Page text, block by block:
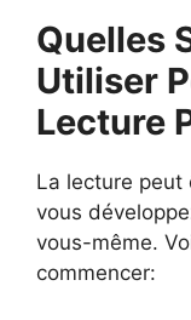
Quelles
Utiliser
Lecture
La lecture peut
vous
vous-même.
commencer: